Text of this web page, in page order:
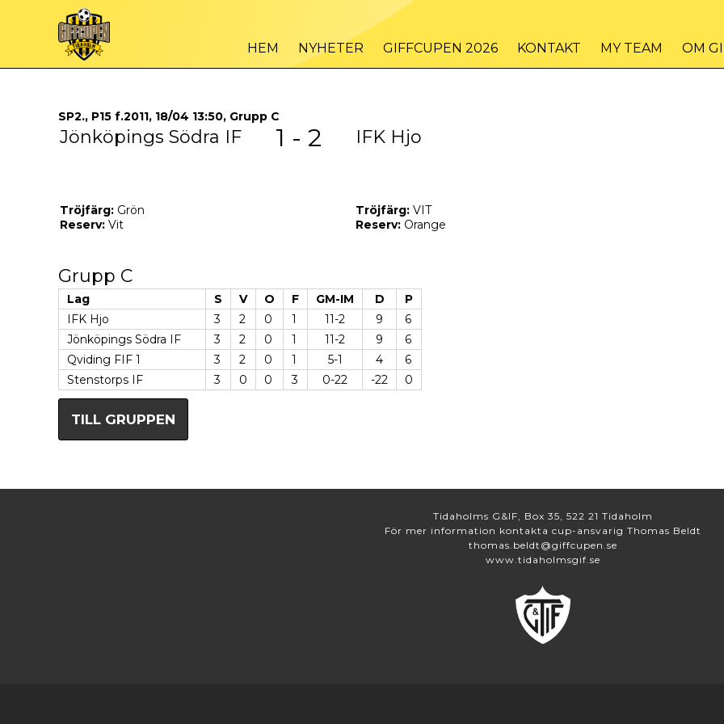
HEM NYHETER GIFFCUPEN 2026 KONTAKT MY TEAM OM
SP2., P15 f.2011, 18/04 13:50, Grupp C
Jönköpings Södra IF 1 - 2 IFK Hjo
Tröjfärg: Grön
Reserv: Vit
Tröjfärg: VIT
Reserv: Orange
Grupp C
Lag S V O F GM-IM D
P
IFK Hjo
3 2 0 1 11-2 9
6
Jönköpings Södra IF
3 2 0 1 11-2 9
6
Qviding FIF 1
3 2 0 1 5-1 4
6
Stenstorps IF
3 0 0 3 0-22 -22 0
TILL GRUPPEN
Tidaholms G&IF, Box 35, 522 21 Tidaholm
För mer information kontakta cup-ansvarig Thomas Beldt
thomas.beldt@giffcupen.se
www.tidaholmsgif.se